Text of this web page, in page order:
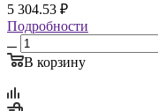
5 304.53 ₽
Подробности
В корзину